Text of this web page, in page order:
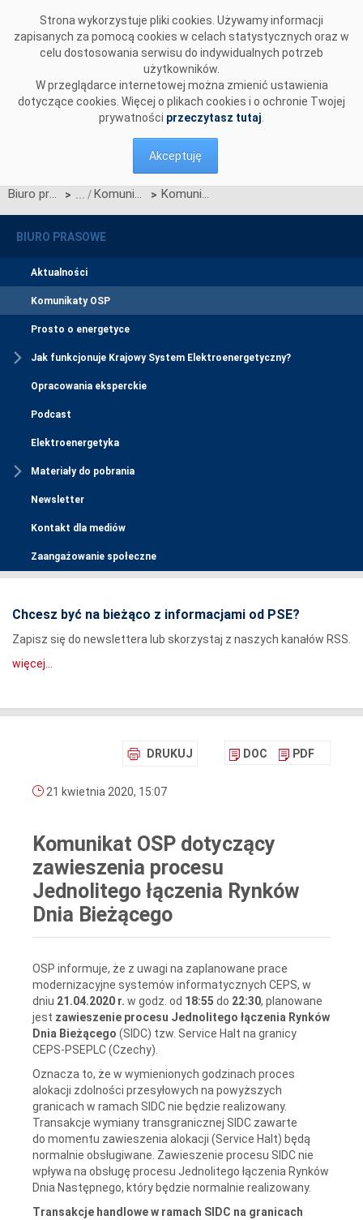
Strona wykorzystuje pliki cookies. Używamy informacji
zapisanych za pomocą cookies w celach statystycznych oraz w
celu dostosowania serwisu do indywidualnych potrzeb
użytkowników.
W przeglądarce internetowej można zmienić ustawienia
dotyczące cookies. Więcej o plikach cookies i o ochronie Twojej
prywatności przeczytasz tutaj
Akceptuję
Biuro prasowe > Komunikaty OSP > Komunikat OSP dotyczący zawieszenia procesu Jednolitego łączenia Rynków Dnia Bieżącego
BIURO PRASOWE
Aktualności
Komunikaty OSP
Prosto o energetyce
Jak funkcjonuje Krajowy System Elektroenergetyczny?
Opracowania eksperckie
Podcast
Elektroenergetyka
Materiały do pobrania
Newsletter
Kontakt dla mediów
Zaangażowanie społeczne
Chcesz być na bieżąco z informacjami od PSE?
Zapisz się do newslettera lub skorzystaj z naszych kanałów RSS.
więcej...
DRUKUJ DOC PDF
21 kwietnia 2020, 15:07
Komunikat OSP dotyczący
zawieszenia procesu
Jednolitego łączenia Rynków
Dnia Bieżącego
OSP informuje, że z uwagi na zaplanowane prace
modernizacyjne systemów informatycznych CEPS, w
dniu 21.04.2020 r. w godz. od 18:55 do 22:30, planowane
jest zawieszenie procesu Jednolitego łączenia Rynków
Dnia Bieżącego (SIDC) tzw. Service Halt na granicy
CEPS-PSEPLC (Czechy).
Oznacza to, że w wymienionych godzinach proces
alokacji zdolności przesyłowych na powyższych
granicach w ramach SIDC nie będzie realizowany.
Transakcje wymiany transgranicznej SIDC zawarte
do momentu zawieszenia alokacji (Service Halt) będą
normalnie obsługiwane. Zawieszenie procesu SIDC nie
wpływa na obsługę procesu Jednolitego łączenia Rynków
Dnia Następnego, który będzie normalnie realizowany.
Transakcje handlowe w ramach SIDC na granicach